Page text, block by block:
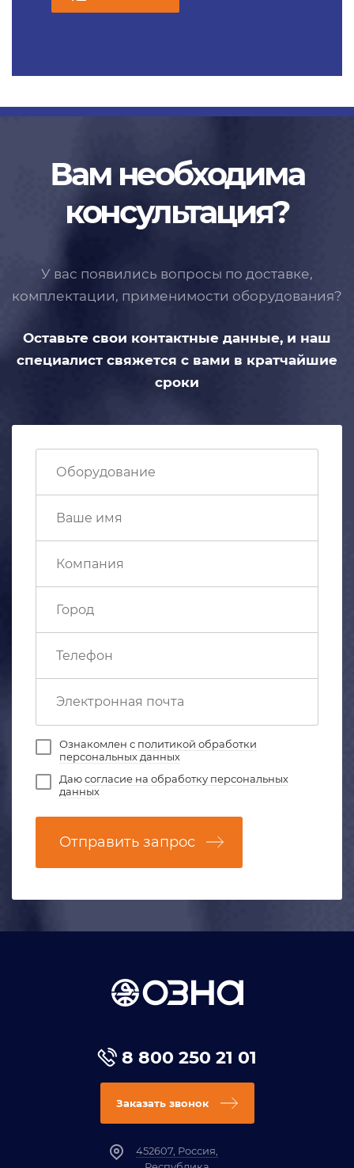
Вам необходима
консультация?
У вас появились вопросы по доставке,
комплектации, применимости оборудования?
Оставьте свои контактные данные, и наш
специалист свяжется с вами в кратчайшие
сроки
Ознакомлен с политикой обработки
персональных данных
Даюсогласие на обработку персональных
данных
Отправить запрос
8 800 250 21 01
Заказать звонок
452607, Россия,